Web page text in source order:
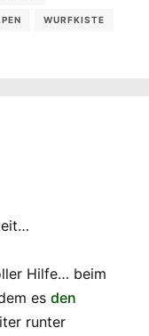
WURFKISTE
Hilfe… beim
es den
runter